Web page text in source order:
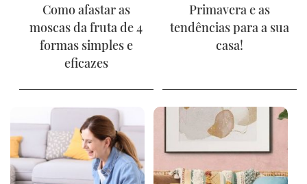
Como afastar as
moscas da fruta de 4
formas simples e
eficazes
Primavera e as
tendências para a sua
casa!